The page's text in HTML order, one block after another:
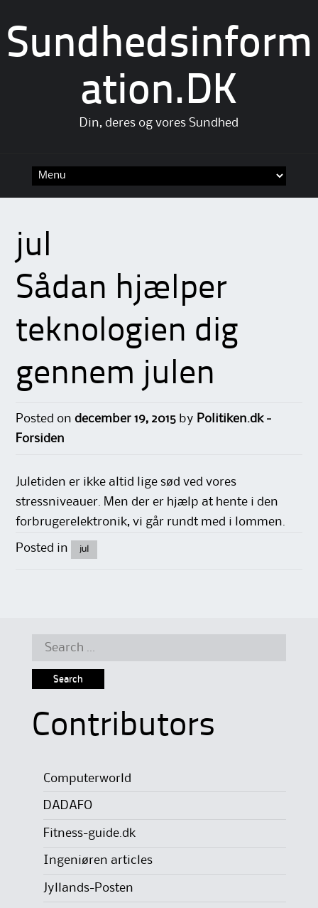
Sundhedsinform
ation.DK
Din, deres og vores Sundhed
jul
Sådan hjælper
teknologien dig
gennem julen
Posted ondecember 19, 2015 by Politiken.dk -
Forsiden
Juletiden er ikke altid lige sød ved vores
stressniveauer. Men der er hjælp at hente i den
forbrugerelektronik, vi går rundt med i lommen.
Posted in jul
Search
Contributors
Computerworld
DADAFO
Fitness-guide.dk
Ingeniøren articles
Jyllands-Posten